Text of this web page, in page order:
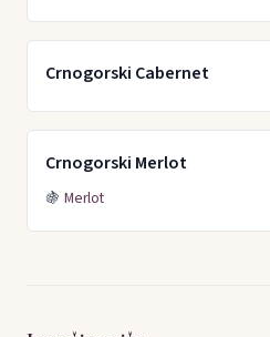
Crnogorski Cabernet
Crnogorski Merlot
🍇 Merlot